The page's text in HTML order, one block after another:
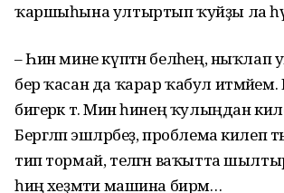
ҡаршыһына ултыртып ҡуйҙы ла
– Һин мине күптән беләһең,
бер ҡасан да ҡарар ҡабул
бигерәк тә. Мин һинең ҡулыңдан
Бергәләп эшләрбеҙ, проблема килеп
тип тормай, теләгән ваҡытта
һиңә хеҙмәти машина бирәм…